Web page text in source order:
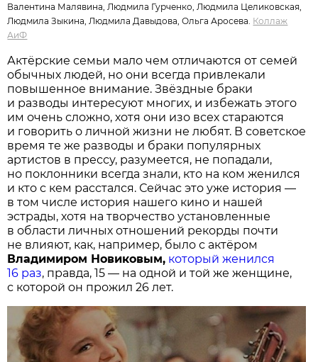
Валентина Малявина, Людмила Гурченко, Людмила Целиковская,
Людмила Зыкина, Людмила Давыдова, Ольга Аросева. Коллаж
АиФ
Актёрские семьи мало чем отличаются от семей
обычных людей, но они всегда привлекали
повышенное внимание. Звёздные браки
и разводы интересуют многих, и избежать этого
им очень сложно, хотя они изо всех стараются
и говорить о личной жизни не любят. В советское
время те же разводы и браки популярных
артистов в прессу, разумеется, не попадали,
но поклонники всегда знали, кто на ком женился
и кто с кем расстался. Сейчас это уже история —
в том числе история нашего кино и нашей
эстрады, хотя на творчество установленные
в области личных отношений рекорды почти
не влияют, как, например, было с актёром
Владимиром Новиковым, который женился
16 раз, правда, 15 — на одной и той же женщине,
с которой он прожил 26 лет.